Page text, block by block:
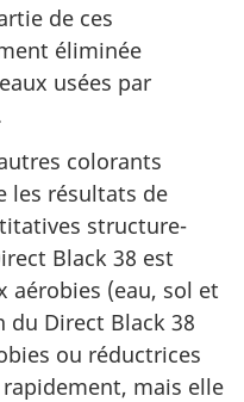
de ces
éliminée
usées par
colorants
les résultats de
structure-
Black 38 est
aérobies (eau, sol et
du Direct Black 38
ou réductrices
mais elle